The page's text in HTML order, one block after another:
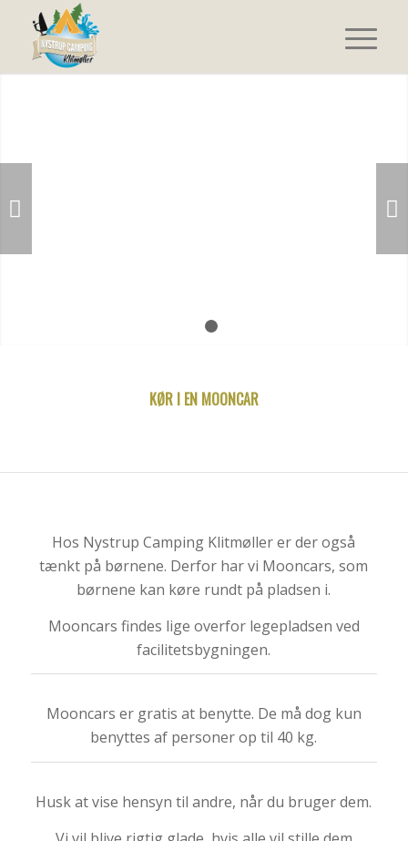
KØR I EN MOONCAR
Hos Nystrup Camping Klitmøller er der også
tænkt på børnene. Derfor har vi Mooncars, som
børnene kan køre rundt på pladsen i.
Mooncars findes lige overfor legepladsen ved
facilitetsbygningen.
Mooncars er gratis at benytte. De må dog kun
benyttes af personer op til 40 kg.
Husk at vise hensyn til andre, når du bruger dem.